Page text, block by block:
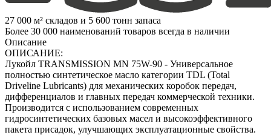
27 000 м² складов и 5 600 тонн запаса
Более 30 000 наименований товаров всегда в наличии
Описание
ОПИСАНИЕ:
Лукойл TRANSMISSION MN 75W-90 - Универсальное
полностью синтетическое масло категории TDL (Total
Driveline Lubricants) для механических коробок передач,
дифференциалов и главных передач коммерческой техники.
Производится с использованием современных
гидросинтетических базовых масел и высокоэффективного
пакета присадок, улучшающих эксплуатационные свойства.